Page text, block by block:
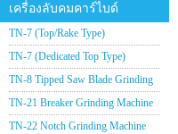
เครื่องลับคมคาร์ไบด์
TN-7 (Top/Rake Type)
TN-7 (Dedicated Top Type)
TN-8 Tipped Saw Blade Grinding
TN-21 Breaker Grinding Machine
TN-22 Notch Grinding Machine